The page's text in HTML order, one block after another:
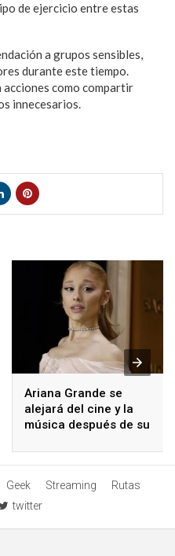
de ejercicio entre estas
a grupos sensibles,
durante este tiempo.
acciones como compartir
innecesarios.
Ariana Grande se
alejará del cine y la
música después de su
Geek Streaming
Rutas
twitter